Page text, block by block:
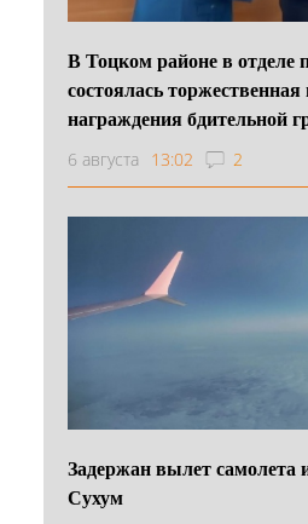
В Тоцком районе в отделе
состоялась
награждения бдительной
6 августа 13:02 2
Задержан вылет самолета
Сухум